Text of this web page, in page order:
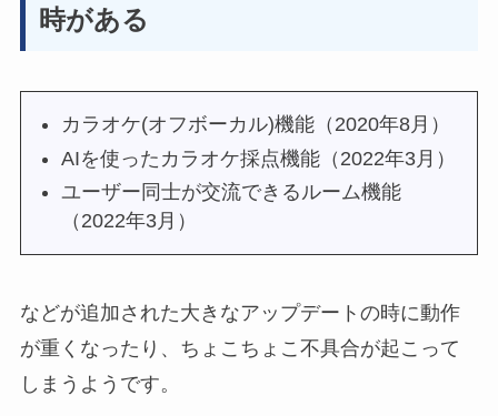
時がある
カラオケ(オフボーカル)機能（2020年8月）
AIを使ったカラオケ採点機能（2022年3月）
ユーザー同士が交流できるルーム機能
（2022年3月）
などが追加された大きなアップデートの時に動作
が重くなったり、ちょこちょこ不具合が起こって
しまうようです。